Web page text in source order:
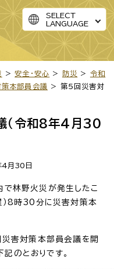
SELECT
LANGUAGE
>安全・安心 > 防災 > 令和
本部員会議 > 第5回災害対
（令和8年4月30
4月30日
林野火災が発生したこ
）8時30分に災害対策本
害対策本部員会議を開
のとおりです。